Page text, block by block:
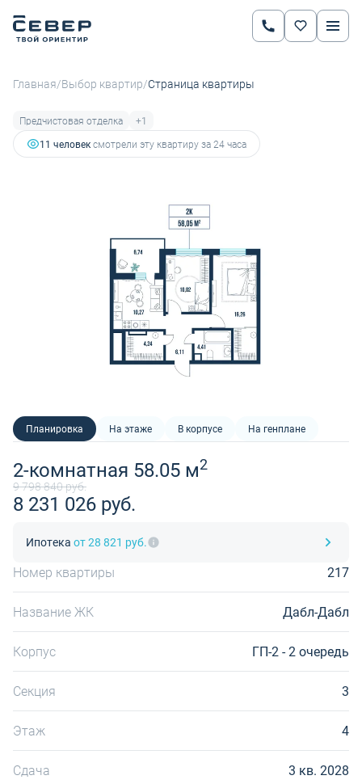
Главная/Выбор квартир/Страница квартиры
Предчистовая отделка
+1
11 человексмотрели эту квартиру за 24 часа
Планировка На этаже В корпусе На генплане
2-комнатная 58.05 м2
9 798 840 руб.
8 231 026 руб.
Ипотека от 28 821 руб.
Номер квартиры 217
Название ЖК Дабл-Дабл
Корпус ГП-2 - 2 очередь
Секция 3
Этаж 4
Сдача 3 кв. 2028